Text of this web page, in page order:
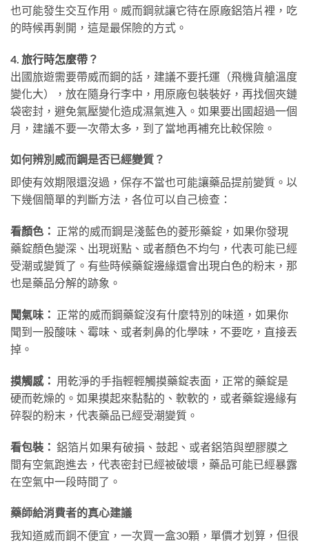
也可能發生交互作用。威而鋼就讓它待在原廠鋁箔片裡，吃
的時候再剝開，這是最保險的方式。
4. 旅行時怎麼帶？
出國旅遊需要帶威而鋼的話，建議不要托運（飛機貨艙溫度
變化大），放在隨身行李中，用原廠包裝裝好，再找個夾鏈
袋密封，避免氣壓變化造成濕氣進入。如果要出國超過一個
月，建議不要一次帶太多，到了當地再補充比較保險。
如何辨別威而鋼是否已經變質？
即使有效期限還沒過，保存不當也可能讓藥品提前變質。以
下幾個簡單的判斷方法，各位可以自己檢查：
看顏色： 正常的威而鋼是淺藍色的菱形藥錠，如果你發現
藥錠顏色變深、出現斑點、或者顏色不均勻，代表可能已經
受潮或變質了。有些時候藥錠邊緣還會出現白色的粉末，那
也是藥品分解的跡象。
聞氣味： 正常的威而鋼藥錠沒有什麼特別的味道，如果你
聞到一股酸味、霉味、或者刺鼻的化學味，不要吃，直接丟
掉。
摸觸感： 用乾淨的手指輕輕觸摸藥錠表面，正常的藥錠是
硬而乾燥的。如果摸起來黏黏的、軟軟的，或者藥錠邊緣有
碎裂的粉末，代表藥品已經受潮變質。
看包裝： 鋁箔片如果有破損、鼓起、或者鋁箔與塑膠膜之
間有空氣跑進去，代表密封已經被破壞，藥品可能已經暴露
在空氣中一段時間了。
藥師給消費者的真心建議
我知道威而鋼不便宜，一次買一盒30顆，單價才划算，但很